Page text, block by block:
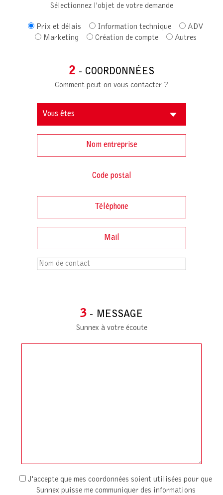
Sélectionnez l'objet de votre demande
Prix et délais Information technique
ADV
Marketing
Création de compte Autres
2 - COORDONNÉES
Comment peut-on vous contacter ?
3 - MESSAGE
Sunnex à votre écoute
J'accepte que mes coordonnées soient utilisées pour que
Sunnex puisse me communiquer des informations